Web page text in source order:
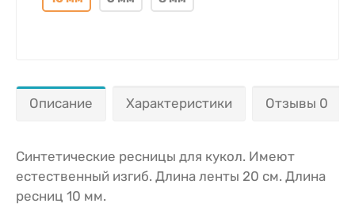
Описание Характеристики Отзывы 0
Синтетические ресницы для кукол. Имеют
естественный изгиб. Длина ленты 20 см. Длина
ресниц 10 мм.